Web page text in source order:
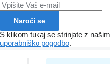
Naroči se
S klikom tukaj se strinjate z našim
uporabniško pogodbo.